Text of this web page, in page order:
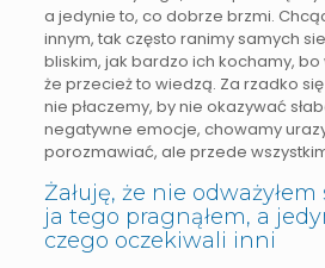
a jedynie to, co dobrze brzmi.
innym, tak często ranimy samych
bliskim, jak bardzo ich kochamy, bo
że przecież to wiedzą. Za rzadko
nie płaczemy, by nie okazywać
negatywne emocje, chowamy
porozmawiać, ale przede
Żałuję, że nie
ja tego pragnąłem, a
czego oczekiwali inni